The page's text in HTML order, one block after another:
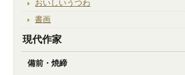
おいしいうつわ
書画
現代作家
備前・焼締